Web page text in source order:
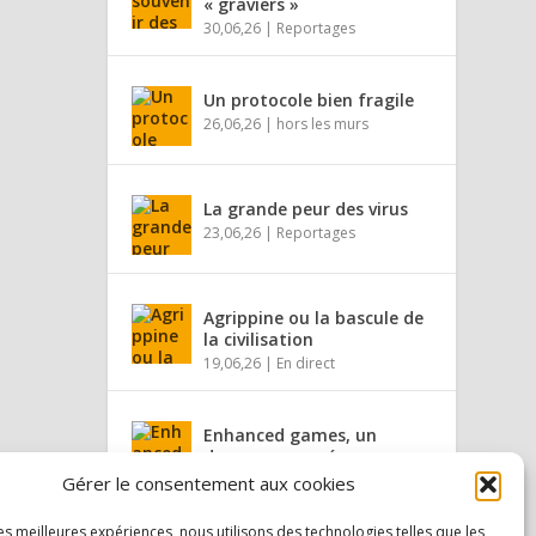
Gérer le consentement aux cookies
30,06,26 | Reportages
Un protocole bien fragile
26,06,26 | hors les murs
La grande peur des virus
23,06,26 | Reportages
Agrippine ou la bascule de
la civilisation
19,06,26 | En direct
Enhanced games, un
dopage assumé
16,06,26|hors les murs